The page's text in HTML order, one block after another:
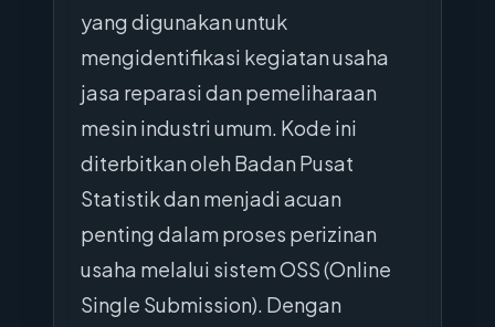
yang digunakan untuk
mengidentifikasi kegiatan usaha
jasa reparasi dan pemeliharaan
mesin industri umum. Kode ini
diterbitkan oleh Badan Pusat
Statistik dan menjadi acuan
penting dalam proses perizinan
usaha melalui sistem OSS (Online
Single Submission). Dengan